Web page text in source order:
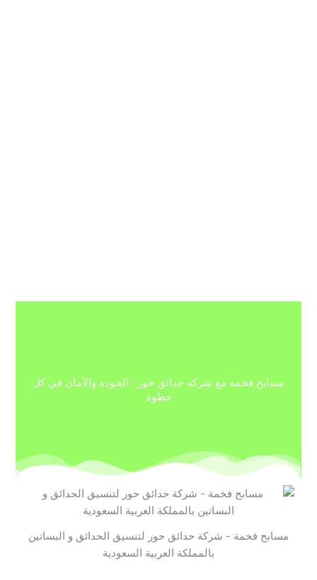
مسابح فخمة مع شركة حدائق حور : الجودة والأمان في كل
خطوة
مسابح فخمة - شركة حدائق حور لتنسيق الحدائق و البساتين
بالمملكة العربية السعودية